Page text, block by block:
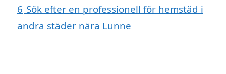
6 Sök efter en professionell för hemstäd i
andra städer nära Lunne